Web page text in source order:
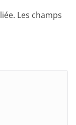
Les champs